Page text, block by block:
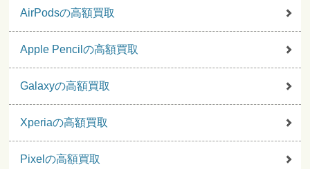
AirPodsの高額買取
Apple Pencilの高額買取
Galaxyの高額買取
Xperiaの高額買取
Pixelの高額買取